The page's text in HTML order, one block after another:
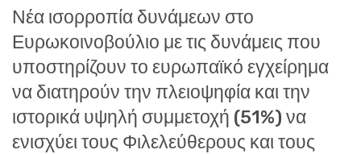
Νέα ισορροπία δυνάμεων στο
Ευρωκοινοβούλιο με τις δυνάμεις που
υποστηρίζουν το ευρωπαϊκό εγχείρημα
να διατηρούν την πλειοψηφία και την
ιστορικά υψηλή συμμετοχή (51%) να
ενισχύει τους Φιλελεύθερους και τους